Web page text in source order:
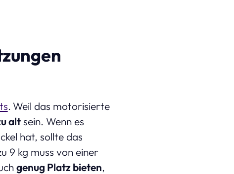
. Weil das motorisierte
altsein. Wenn es
hat, sollte das
9 kg muss von einer
genug Platz bieten,